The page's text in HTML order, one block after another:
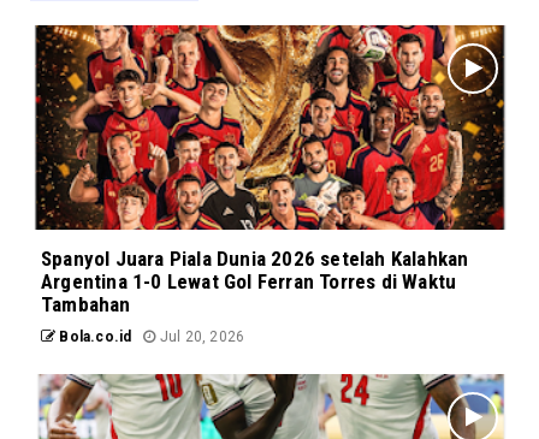
Spanyol Juara Piala Dunia 2026 setelah Kalahkan
Argentina 1-0 Lewat Gol Ferran Torres di Waktu
Tambahan
Bola.co.id Jul 20, 2026